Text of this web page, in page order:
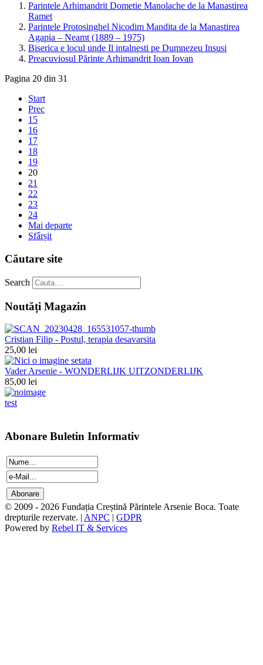
Parintele Arhimandrit Dometie Manolache de la Manastirea
Ramet
Parintele Protosinghel Nicodim Mandita de la Manastirea
Agapia – Neamt (1889 – 1975)
Biserica e locul unde Il intalnesti pe Dumnezeu Insusi
Preacuviosul Părinte Arhimandrit Ioan Iovan
Pagina 20 din 31
Start
Prec
15
16
17
18
19
20
21
22
23
24
Mai departe
Sfârșit
Căutare site
Search
Noutăți Magazin
Cristian Filip - Postul, terapia desavarsita
25,00 lei
Vader Arsenie - WONDERLIJK UITZONDERLIJK
85,00 lei
test
Abonare Buletin Informativ
© 2009 - 2026 Fundația Creștină Părintele Arsenie Boca. Toate
drepturile rezervate. | ANPC | GDPR
Powered by Rebel IT & Services